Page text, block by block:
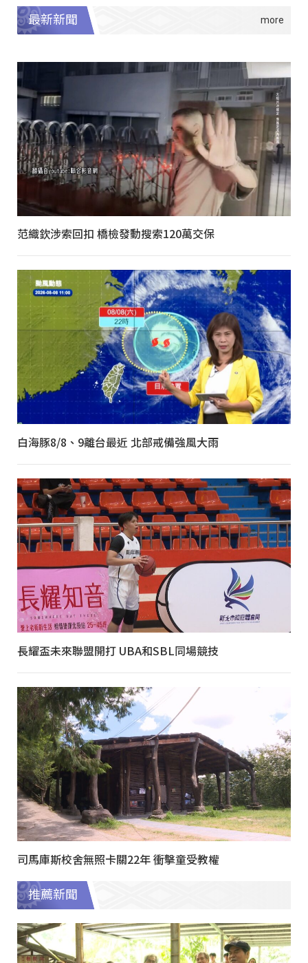
最新新聞
范織欽涉索回扣 橋檢發動搜索120萬交保
白海豚8/8、9離台最近 北部戒備強風大雨
長耀盃未來聯盟開打 UBA和SBL同場競技
司馬庫斯校舍無照卡關22年 衝擊童受教權
推薦新聞